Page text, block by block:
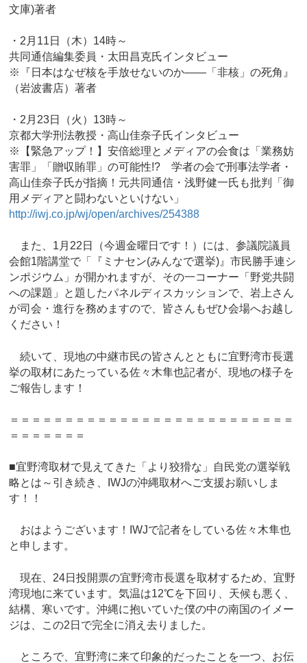
文庫)著者
・2月11日（木）14時～
共同通信編集委員・太田昌克氏インタビュー
※『日本はなぜ核を手放せないのか――「非核」の死角』
（岩波書店）著者
・2月23日（火）13時～
京都大学刑法教授・高山佳奈子氏インタビュー
※【緊急アップ！】安倍総理とメディアの会食は「業務妨
害罪」「贈収賄罪」の可能性!? 学者の会で刑事法学者・
高山佳奈子氏が指摘！元共同通信・浅野健一氏も批判「御
用メディアと闘わないといけない」
http://iwj.co.jp/wj/open/archives/254388
また、1月22日（今週金曜日です！）には、参議院議員
会館1階講堂で「『ミナセン(みんなで選挙)』市民勝手連シ
ンポジウム」が開かれますが、その一コーナー「野党共闘
への課題」と題したパネルディスカッションで、岩上さん
が司会・進行を務めますので、皆さんもぜひ会場へお越し
ください！
続いて、現地の中継市民の皆さんとともに宜野湾市長選
挙の取材にあたっている佐々木隼也記者が、現地の様子を
ご報告します！
＝＝＝＝＝＝＝＝＝＝＝＝＝＝＝＝＝＝＝＝＝＝＝＝＝＝
＝＝＝＝＝＝＝
■宜野湾取材で見えてきた「より狡猾な」自民党の選挙戦
略とは～引き続き、IWJの沖縄取材へご支援お願いしま
す！！
おはようございます！IWJで記者をしている佐々木隼也
と申します。
現在、24日投開票の宜野湾市長選を取材するため、宜野
湾現地に来ています。気温は12℃を下回り、天候も悪く、
結構、寒いです。沖縄に抱いていた僕の中の南国のイメー
ジは、この2日で完全に消え去りました。
ところで、宜野湾に来て印象的だったことを一つ、お伝